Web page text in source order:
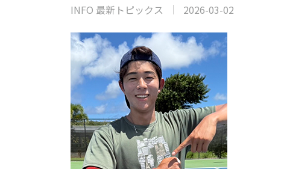
INFO 最新トピックス 2026-03-02